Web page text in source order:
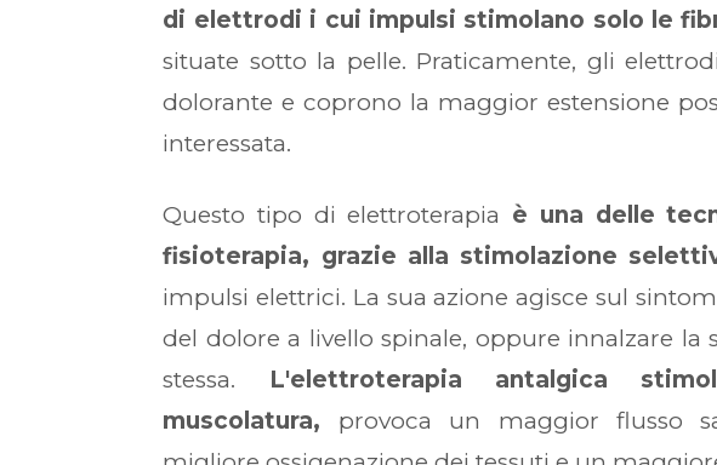
di elettrodi i cui impulsi stimolano solo le
situate sotto la pelle. Praticamente, gli
dolorante e coprono la maggior estensione
interessata.
Questo tipo di elettroterapia è una delle
fisioterapia, grazie alla stimolazione
impulsi elettrici. La sua azione agisce sul
del dolore a livello spinale, oppure innalzare la
stessa.
L'elettroterapia antalgica
muscolatura, provoca un maggior flusso